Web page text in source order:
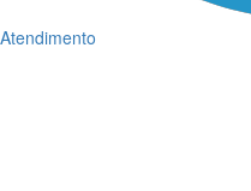
Atendimento